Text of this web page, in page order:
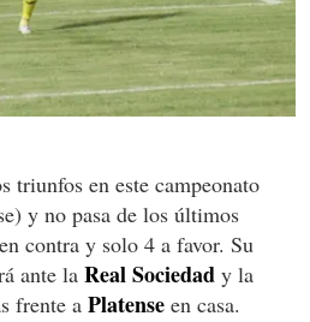
triunfos en este campeonato
y no pasa de los últimos
contra y solo 4 a favor. Su
ante la Real Sociedad y la
frente a Platense en casa.